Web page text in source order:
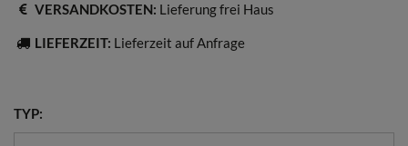
VERSANDKOSTEN: Lieferung frei Haus
LIEFERZEIT: Lieferzeit auf Anfrage
TYP: